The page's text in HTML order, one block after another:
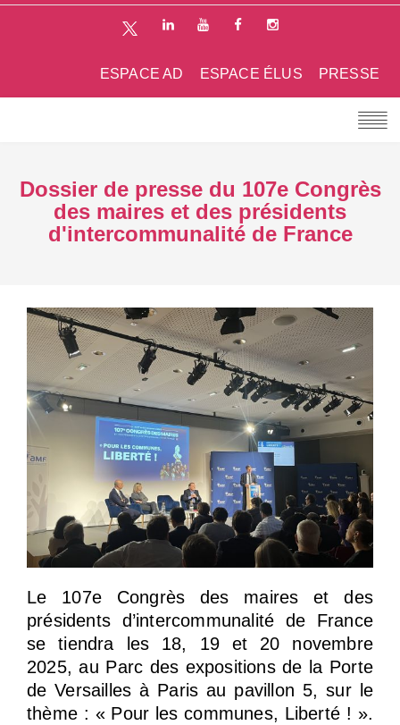
PRESSE
ESPACE ÉLUS
ESPACE AD
Dossier de presse du 107e Congrès
des maires et des présidents
d'intercommunalité de France
Le 107e Congrès des maires et des
présidents d’intercommunalité de France
se tiendra les 18, 19 et 20 novembre
2025, au Parc des expositions de la Porte
de Versailles à Paris au pavillon 5, sur le
thème : « Pour les communes, Liberté ! ».